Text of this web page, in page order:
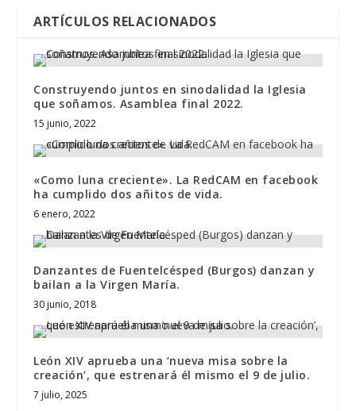
ARTÍCULOS RELACIONADOS
Construyendo juntos en sinodalidad la Iglesia
que soñamos. Asamblea final 2022.
15 junio, 2022
«Como luna creciente». La RedCAM en facebook
ha cumplido dos añitos de vida.
6 enero, 2022
Danzantes de Fuentelcésped (Burgos) danzan y
bailan a la Virgen María.
30 junio, 2018
León XIV aprueba una ‘nueva misa sobre la
creación’, que estrenará él mismo el 9 de julio.
7 julio, 2025